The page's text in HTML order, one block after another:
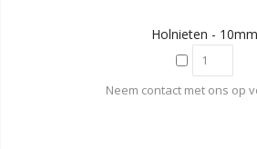
Holnieten - 10mm
Neem contact met ons op